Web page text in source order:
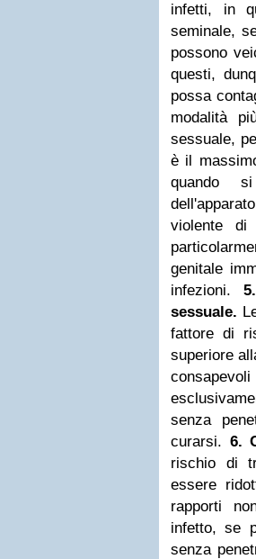
infetti, in
seminale,
possono
questi,
possa
modalità
sessuale,
è il
quando
violente di
genitale
infezioni.
sessuale.
fattore di
superiore
senza
curarsi. 6.
rischio di
essere
rapporti
infetto, se
senza